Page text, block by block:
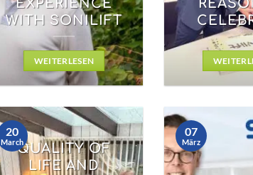
EXPERIENCE
WITH SONILIFT
WEITERLESEN
QUALITY OF
LIFE AND
20
March
07
März